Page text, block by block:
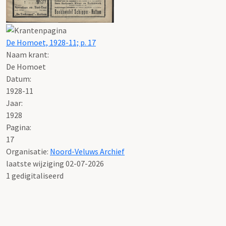
De Homoet, 1928-11; p. 17
Naam krant:
De Homoet
Datum:
1928-11
Jaar:
1928
Pagina:
17
Organisatie: Noord-Veluws Archief
laatste wijziging 02-07-2026
1 gedigitaliseerd